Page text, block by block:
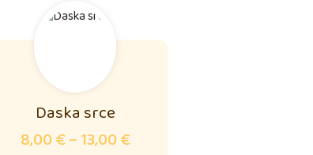
Daska srce
8,00€–13,00€